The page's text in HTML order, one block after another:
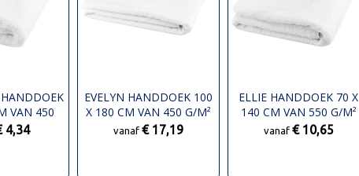
VAN 450
4,34
EVELYN HANDDOEK 100
X 180 CM VAN 450 G/M²
KATOEN
vanaf € 17,19
ELLIE HANDDOEK 70 X
140 CM VAN 550 G/M²
KATOEN
vanaf € 10,65